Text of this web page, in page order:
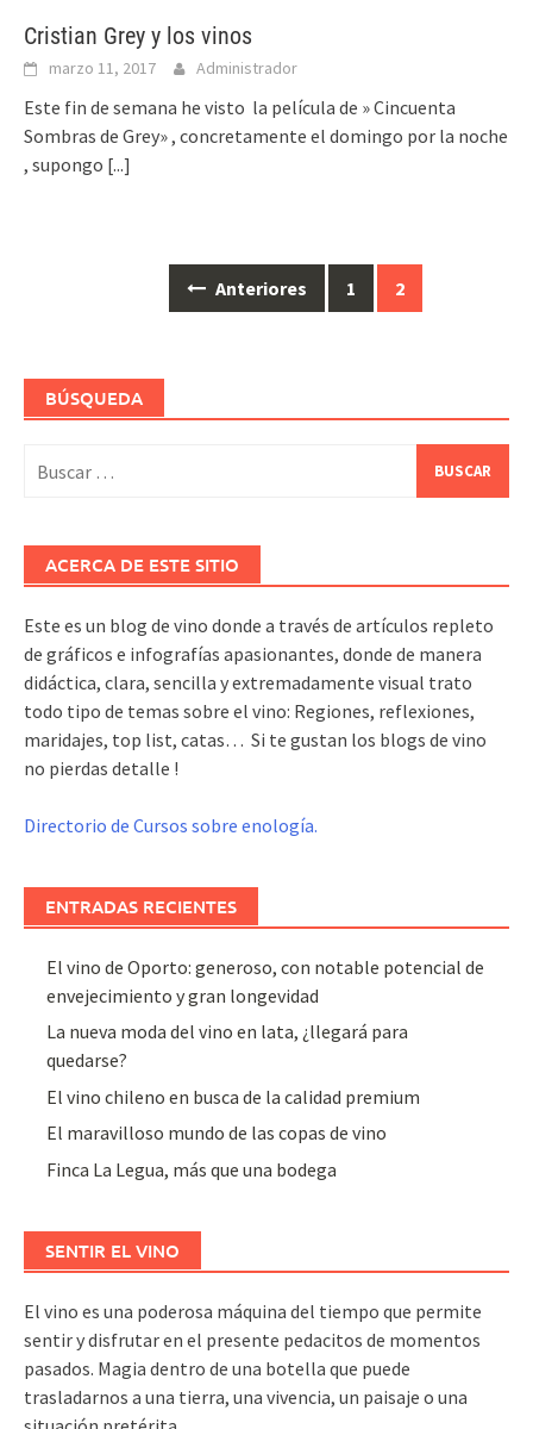
Cristian Grey y los vinos
marzo 11, 2017 Administrador
Este fin de semana he visto la película de » Cincuenta
Sombras de Grey» , concretamente el domingo por la noche
, supongo [...]
Anteriores 1 2
BÚSQUEDA
ACERCA DE ESTE SITIO
Este es un blog de vino donde a través de artículos repleto
de gráficos e infografías apasionantes, donde de manera
didáctica, clara, sencilla y extremadamente visual trato
todo tipo de temas sobre el vino: Regiones, reflexiones,
maridajes, top list, catas… Si te gustan los blogs de vino
no pierdas detalle !
Directorio de Cursos sobre enología.
ENTRADAS RECIENTES
El vino de Oporto: generoso, con notable potencial de
envejecimiento y gran longevidad
La nueva moda del vino en lata, ¿llegará para
quedarse?
El vino chileno en busca de la calidad premium
El maravilloso mundo de las copas de vino
Finca La Legua, más que una bodega
SENTIR EL VINO
El vino es una poderosa máquina del tiempo que permite
sentir y disfrutar en el presente pedacitos de momentos
pasados. Magia dentro de una botella que puede
trasladarnos a una tierra, una vivencia, un paisaje o una